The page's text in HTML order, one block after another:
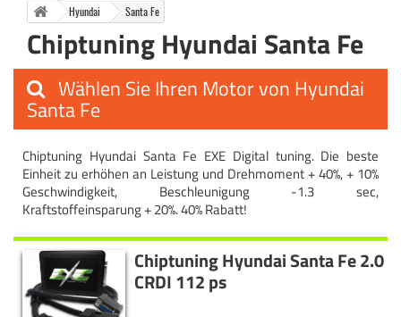
Hyundai Santa Fe
Chiptuning Hyundai Santa Fe
Wählen Sie Ihren Motor von Hyundai
Santa Fe
Chiptuning Hyundai Santa Fe EXE Digital tuning. Die beste
Einheit zu erhöhen an Leistung und Drehmoment + 40%, + 10%
Geschwindigkeit, Beschleunigung -1.3 sec,
Kraftstoffeinsparung + 20%. 40% Rabatt!
Chiptuning Hyundai Santa Fe 2.0
CRDI 112 ps